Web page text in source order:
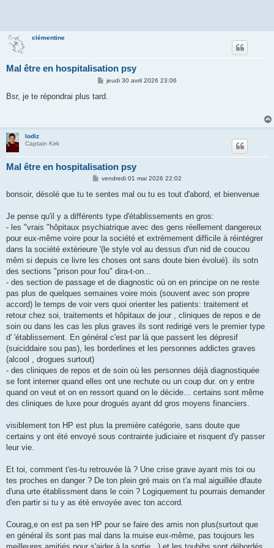
clémentine
Mal être en hospitalisation psy
M
s
jeudi 30 avril 2026 23:06
Bsr, je te répondrai plus tard.
lodiz
Captain Kirk
Mal être en hospitalisation psy
M
s
g
vendredi 01 mai 2026 22:02
bonsoir, désolé que tu te sentes mal ou tu es tout d'abord, et bienvenue
Je pense qu'il y a différents type d'établissements en gros:
- les "vrais "hôpitaux psychiatrique avec des gens réellement dangereux
pour eux-même voire pour la société et extrèmement difficile à réintégrer
dans la société extèrieure '(le style vol au dessus d'un nid de coucou
mêm si depuis ce livre les choses ont sans doute bien évolué). ils sotn
des sections "prison pour fou" dira-t-on...
- des section de passage et de diagnostic où on en principe on ne reste
pas plus de quelques semaines voire mois (souvent avec son propre
accord) le temps de voir vers quoi orienter les patients: traitement et
retour chez soi, traitements et hôpitaux de jour , cliniques de repos e de
soin ou dans les cas les plus graves ils sont redirigé vers le premier type
d' 'établissement. En général c'est par là que passent les dépresif
(suiciddaire sou pas), les borderlines et les personnes addictes graves
(alcool , drogues surtout)
- des cliniques de repos et de soin où les personnes déjà diagnostiquée
se font interner quand elles ont une rechute ou un coup dur. on y entre
quand on veut et on en ressort quand on le décide... certains sont même
des cliniques de luxe pour drogués ayant dd gros moyens financiers.
visiblement ton HP est plus la première catégorie, sans doute que
certains y ont été envoyé sous contrainte judiciaire et risquent d'y passer
leur vie.
Et toi, comment t'es-tu retrouvée là ? Une crise grave ayant mis toi ou
tes proches en danger ? De ton plein gré mais on t'a mal aiguillée dfaute
d'una urte établissment dans le coin ? Logiquement tu pourrais demander
d'en partir si tu y as été envoyée avec ton accord.
Courag,e on est pa sen HP pour se faire des amis non plus(surtout que
en général ils sont pas mal dans la muise eux-même, pas toujours les